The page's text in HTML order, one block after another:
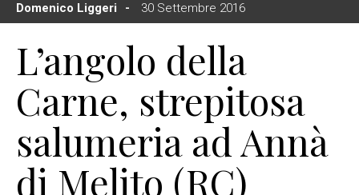
Domenico Liggeri
30 Settembre 2016
L’angolo della
Carne, strepitosa
salumeria ad Annà
di Melito (RC)